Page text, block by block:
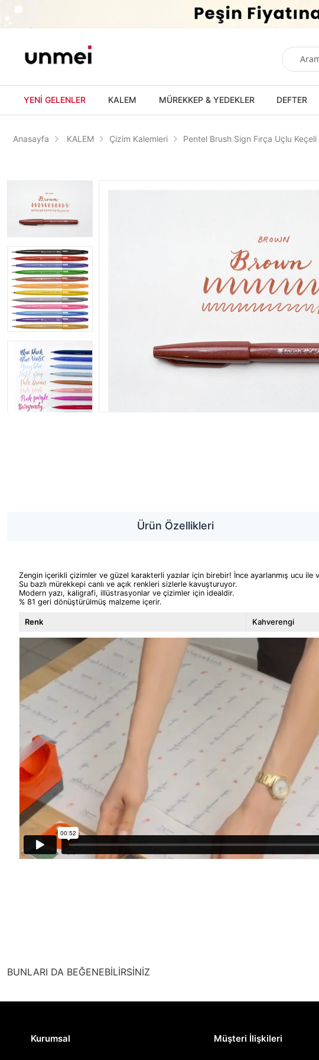
YENİ GELENLER KALEM MÜREKKEP & YEDEKLER DEFTER
Anasayfa KALEM Çizim Kalemleri Pentel Brush Sign Fırça Uçlu
Ürün Özellikleri
Zengin içerikli çizimler ve güzel karakterli yazılar için birebir! İnce ayarlanmış ucu
Su bazlı mürekkepi canlı ve açık renkleri sizlerle kavuşturuyor.
Modern yazı, kaligrafi, illüstrasyonlar ve çizimler için idealdir.
% 81 geri dönüştürülmüş malzeme içerir.
Renk Kahverengi
BUNLARI DA BEĞENEBİLİRSİNİZ
Kurumsal Müşteri İlişkileri